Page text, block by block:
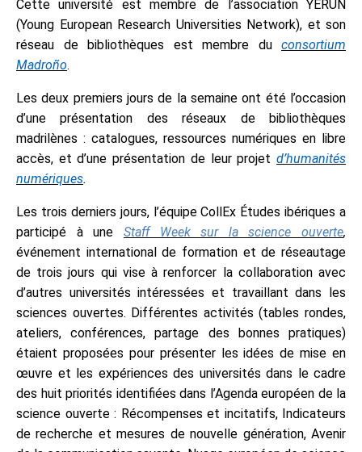
Cette université est membre de l’association YERUN
(Young European Research Universities Network), et son
réseau de bibliothèques est membre du consortium
Madroño.
Les deux premiers jours de la semaine ont été l’occasion
d’une présentation des réseaux de bibliothèques
madrilènes : catalogues, ressources numériques en libre
accès, et d’une présentation de leur projet d’humanités
numériques.
Les trois derniers jours, l’équipe CollEx Études ibériques a
participé à une Staff Week sur la science ouverte,
événement international de formation et de réseautage
de trois jours qui vise à renforcer la collaboration avec
d’autres universités intéressées et travaillant dans les
sciences ouvertes. Différentes activités (tables rondes,
ateliers, conférences, partage des bonnes pratiques)
étaient proposées pour présenter les idées de mise en
œuvre et les expériences des universités dans le cadre
des huit priorités identifiées dans l’Agenda européen de la
science ouverte : Récompenses et incitatifs, Indicateurs
de recherche et mesures de nouvelle génération, Avenir